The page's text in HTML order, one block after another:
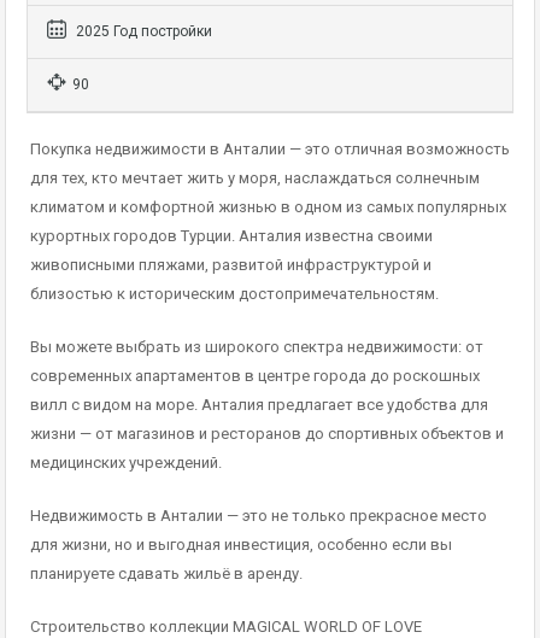
2025 Год постройки
90
Покупка недвижимости в Анталии — это отличная возможность
для тех, кто мечтает жить у моря, наслаждаться солнечным
климатом и комфортной жизнью в одном из самых популярных
курортных городов Турции. Анталия известна своими
живописными пляжами, развитой инфраструктурой и
близостью к историческим достопримечательностям.
Вы можете выбрать из широкого спектра недвижимости: от
современных апартаментов в центре города до роскошных
вилл с видом на море. Анталия предлагает все удобства для
жизни — от магазинов и ресторанов до спортивных объектов и
медицинских учреждений.
Недвижимость в Анталии — это не только прекрасное место
для жизни, но и выгодная инвестиция, особенно если вы
планируете сдавать жильё в аренду.
Строительство коллекции MAGICAL WORLD OF LOVE